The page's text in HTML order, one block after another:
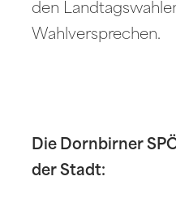
den
Wahlversprechen.
Die Dornbirner
der Stadt: